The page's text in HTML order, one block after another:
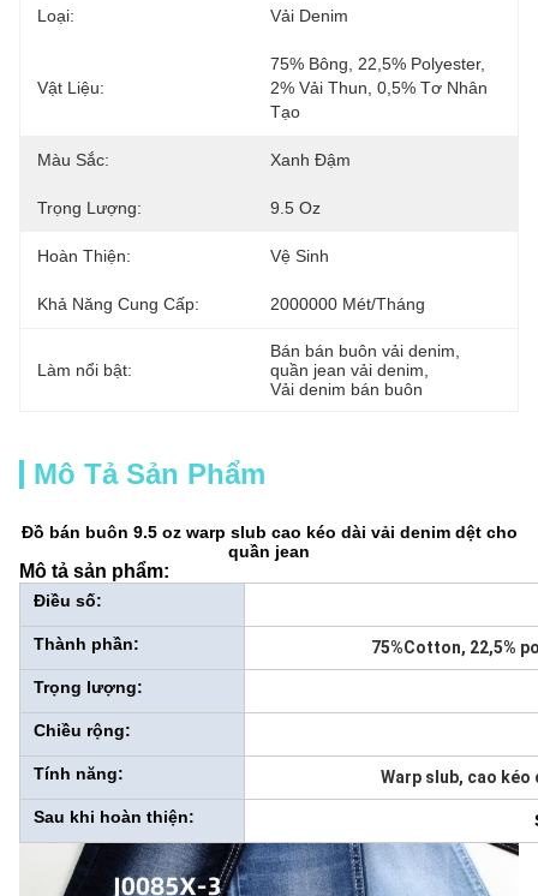
Loại: Vải Denim
Vật Liệu:
75% Bông, 22,5% Polyester,
2% Vải Thun, 0,5% Tơ Nhân
Tạo
Màu Sắc: Xanh Đậm
Trọng Lượng: 9.5 Oz
Hoàn Thiện: Vệ Sinh
Khả Năng Cung Cấp: 2000000 Mét/tháng
Làm nổi bật:
Bán bán buôn vải denim
quần jean vải denim
Vải denim bán buôn
Mô Tả Sản Phẩm
Đồ bán buôn 9.5 oz warp slub cao kéo dài vải denim dệt cho
quần jean
Mô tả sản phẩm:
Điều số:
Thành phần: 75%Cotton, 22,5%
Trọng lượng:
Chiều rộng:
Tính năng: Warp slub, cao kéo
Sau khi hoàn thiện: